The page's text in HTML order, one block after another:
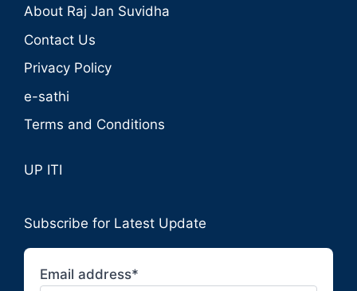
About Raj Jan Suvidha
Contact Us
Privacy Policy
e-sathi
Terms and Conditions
UP ITI
Subscribe for Latest Update
Email address*